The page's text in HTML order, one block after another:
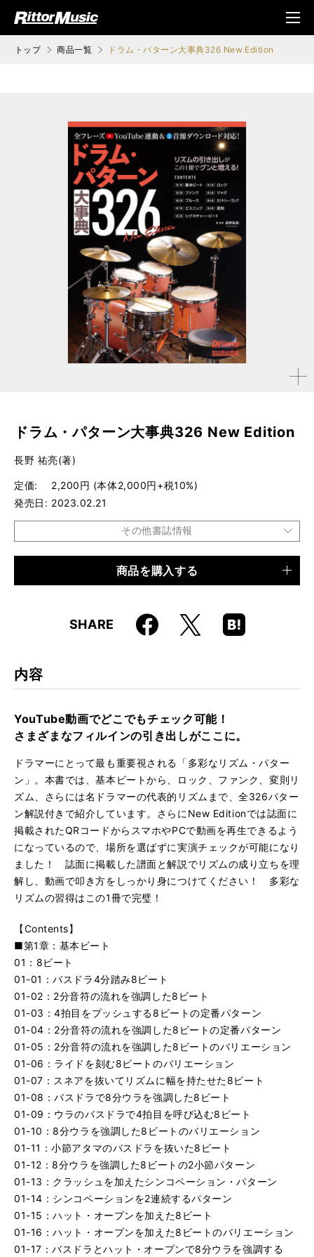
ジック (Rittor Musi
メニ
ュ
トップ 商品一覧 ドラム・パターン大事典326 New Edition
拡大す
ドラム・パターン大事典326 New Edition
長野 祐亮(著)
定価
2,200円 (本体2,000円+税10%)
発売日
2023.02.21
その他書誌情報
9784845638581
商品を購入する
SHARE Faceboo
k
X
Hatena
Boo
内容
YouTube動画でどこでもチェック可能！
さまざまなフィルインの引き出しがここに。
ドラマーにとって最も重要視される「多彩なリズム・パター
ン」。本書では、基本ビートから、ロック、ファンク、変則リ
ズム、さらには名ドラマーの代表的リズムまで、全326パター
ン解説付きで紹介しています。さらにNew Editionでは誌面に
掲載されたQRコードからスマホやPCで動画を再生できるよう
になっているので、場所を選ばずに実演チェックが可能になり
ました！ 誌面に掲載した譜面と解説でリズムの成り立ちを理
解し、動画で叩き方をしっかり身につけてください！ 多彩な
リズムの習得はこの1冊で完璧！
【Contents】
■第1章：基本ビート
01：8ビート
01-01：バスドラ4分踏み8ビート
01-02：2分音符の流れを強調した8ビート
01-03：4拍目をプッシュする8ビートの定番パターン
01-04：2分音符の流れを強調した8ビートの定番パターン
01-05：2分音符の流れを強調した8ビートのバリエーション
01-06：ライドを刻む8ビートのバリエーション
01-07：スネアを抜いてリズムに幅を持たせた8ビート
01-08：バスドラで8分ウラを強調した8ビート
01-09：ウラのバスドラで4拍目を呼び込む8ビート
01-10：8分ウラを強調した8ビートのバリエーション
01-11：小節アタマのバスドラを抜いた8ビート
01-12：8分ウラを強調した8ビートの2小節パターン
01-13：クラッシュを加えたシンコペーション・パターン
01-14：シンコペーションを2連続するパターン
01-15：ハット・オープンを加えた8ビート
01-16：ハット・オープンを加えた8ビートのバリエーション
01-17：バスドラとハット・オープンで8分ウラを強調する